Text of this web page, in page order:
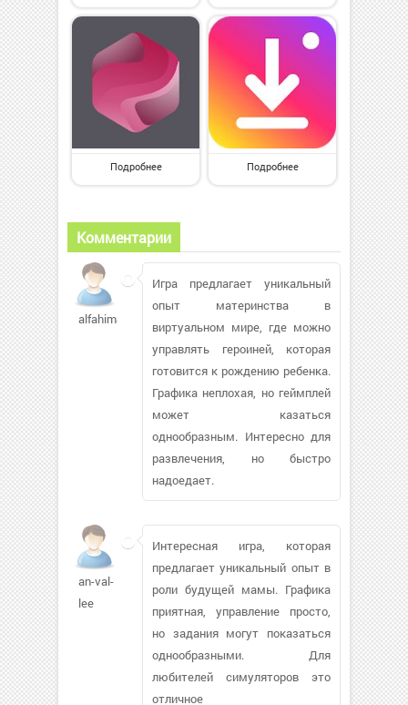
Подробнее Подробнее
Комментарии
alfahim805
Игра предлагает уникальный
опыт материнства в
виртуальном мире, где можно
управлять героиней, которая
готовится к рождению ребенка.
Графика неплохая, но геймплей
может казаться
однообразным. Интересно для
развлечения, но быстро
надоедает.
an-val-
lee
Интересная игра, которая
предлагает уникальный опыт в
роли будущей мамы. Графика
приятная, управление просто,
но задания могут показаться
однообразными. Для
любителей симуляторов это
отличное